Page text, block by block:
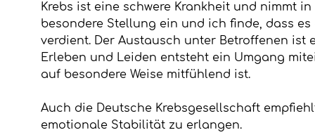
Krebs ist eine schwere Krankheit und nimmt
besondere Stellung ein und ich finde, dass
verdient. Der Austausch unter Betroffenen ist
Erleben und Leiden entsteht ein Umgang
auf besondere Weise mitfühlend ist.
Auch die Deutsche Krebsgesellschaft
emotionale Stabilität zu erlangen.